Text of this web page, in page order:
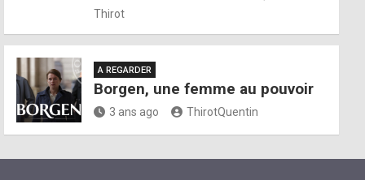
Thirot
A REGARDER
Borgen, une femme au pouvoir
3 ans ago ThirotQuentin